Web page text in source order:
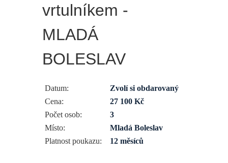
vrtulníkem -
MLADÁ
BOLESLAV
Datum:
Zvolí si obdarovaný
Cena:
27 100 Kč
Počet osob:
3
Místo:
Mladá Boleslav
Platnost poukazu:
12 měsíců